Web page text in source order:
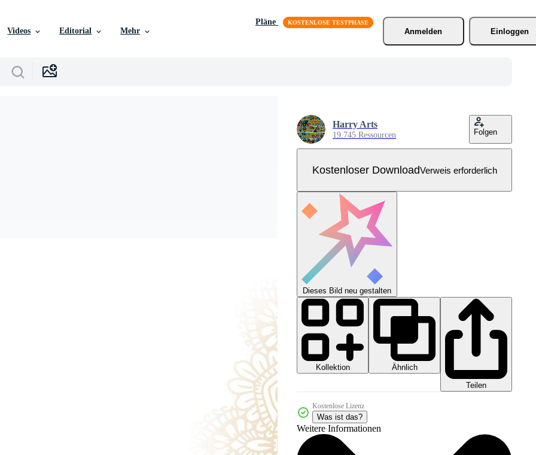
Videos Editorial Mehr
Pläne
Anmelden
Einloggen
Harry Arts
19.745 Ressourcen Folgen
Kostenloser DownloadVerweis erforderlich
Dieses Bild neu gestalten
Kollektion
Ähnlich
Teilen
Kostenlose Lizenz
Was ist das?
Weitere Informationen